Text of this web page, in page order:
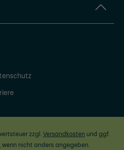
zzgl.Versandkosten und ggf.
nicht anders angegeben.